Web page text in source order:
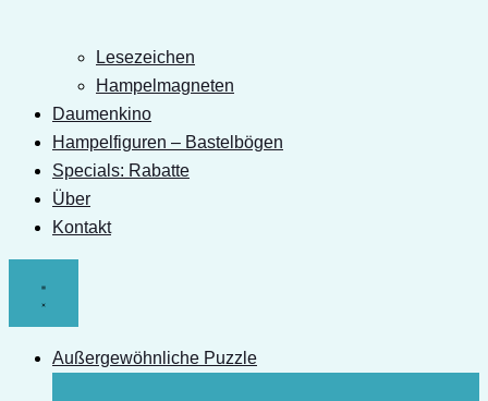
Lesezeichen
Hampelmagneten
Daumenkino
Hampelfiguren – Bastelbögen
Specials: Rabatte
Über
Kontakt
Außergewöhnliche Puzzle